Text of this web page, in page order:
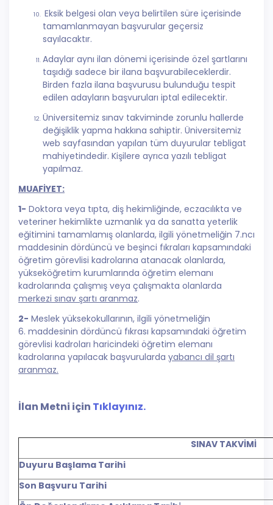
Eksik belgesi olan veya belirtilen süre içerisinde
tamamlanmayan başvurular geçersiz
sayılacaktır.
Adaylar aynı ilan dönemi içerisinde özel şartlarını
taşıdığı sadece bir ilana başvurabileceklerdir.
Birden fazla ilana başvurusu bulunduğu tespit
edilen adayların başvuruları iptal edilecektir.
Üniversitemiz sınav takviminde zorunlu hallerde
değişiklik yapma hakkına sahiptir. Üniversitemiz
web sayfasından yapılan tüm duyurular tebligat
mahiyetindedir. Kişilere ayrıca yazılı tebligat
yapılmaz.
MUAFİYET:
1- Doktora veya tıpta, diş hekimliğinde, eczacılıkta ve
veteriner hekimlikte uzmanlık ya da sanatta yeterlik
eğitimini tamamlamış olanlarda, ilgili yönetmeliğin 7.ncı
maddesinin dördüncü ve beşinci fıkraları kapsamındaki
öğretim görevlisi kadrolarına atanacak olanlarda,
yükseköğretim kurumlarında öğretim elemanı
kadrolarında çalışmış veya çalışmakta olanlarda
merkezi sınav şartı aranmaz.
2- Meslek yüksekokullarının, ilgili yönetmeliğin
6. maddesinin dördüncü fıkrası kapsamındaki öğretim
görevlisi kadroları haricindeki öğretim elemanı
kadrolarına yapılacak başvurularda yabancı dil şartı
aranmaz.
İlan Metni için Tıklayınız.
SINAV TAKVİMİ
Duyuru Başlama Tarihi
Son Başvuru Tarihi